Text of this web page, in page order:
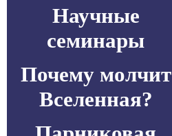
Научные
семинары
Почему молчит
Вселенная?